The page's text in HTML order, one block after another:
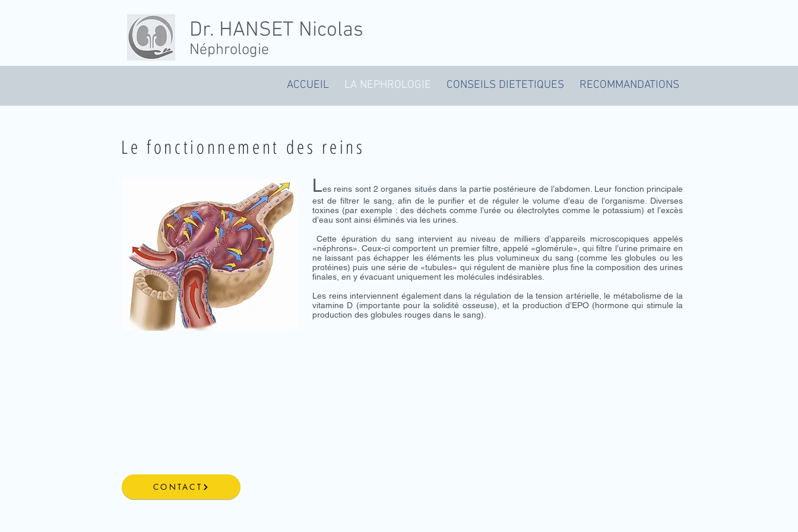
Dr. HANSET Nicolas
Néphrologie
ACCUEIL LA NEPHROLOGIE CONSEILS DIETETIQUES RECOMMANDATIONS
Le fonctionnement des reins
Les reins sont 2 organes situés dans la partie postérieure de l’abdomen. Leur fonction principale
est de filtrer le sang, afin de le purifier et de réguler le volume d’eau de l’organisme. Diverses
toxines (par exemple : des déchets comme l’urée ou électrolytes comme le potassium) et l’excès
d’eau sont ainsi éliminés via les urines.
Cette épuration du sang intervient au niveau de milliers d’appareils microscopiques appelés
«néphrons». Ceux-ci comportent un premier filtre, appelé «glomérule», qui filtre l’urine primaire en
ne laissant pas échapper les éléments les plus volumineux du sang (comme les globules ou les
protéines) puis une série de «tubules» qui régulent de manière plus fine la composition des urines
finales, en y évacuant uniquement les molécules indésirables.
Les reins interviennent également dans la régulation de la tension artérielle, le métabolisme de la
vitamine D (importante pour la solidité osseuse), et la production d’EPO (hormone qui stimule la
production des globules rouges dans le sang).
CONTACT